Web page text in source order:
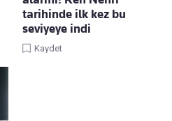
tarihinde ilk kez bu
seviyeye indi
Kaydet